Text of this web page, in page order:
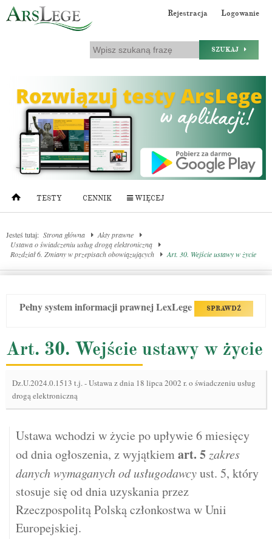
Rejestracja Logowanie
SZUKAJ
TESTY CENNIK WIĘCEJ
Jesteś tutaj: Strona główna
Akty prawne
Ustawa o świadczeniu usług drogą elektroniczną
Rozdział 6. Zmiany w przepisach obowiązujących
Art. 30. Wejście ustawy w życie
Pełny system informacji prawnej LexLege SPRAWDŹ
Art. 30. Wejście ustawy w życie
Dz.U.2024.0.1513 t.j.-Ustawa z dnia 18 lipca 2002 r. o świadczeniu usług
drogą elektroniczną
Ustawa wchodzi w życie po upływie 6 miesięcy
od dnia ogłoszenia, z wyjątkiemart. 5 zakres
danych wymaganych od usługodawcyust. 5, który
stosuje się od dnia uzyskania przez
Rzeczpospolitą Polską członkostwa w Unii
Europejskiej.